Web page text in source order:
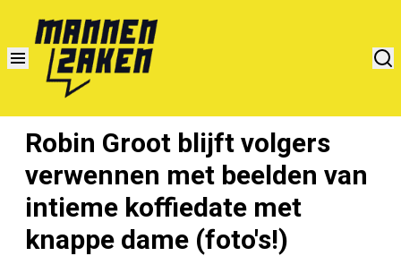
Robin Groot blijft volgers
verwennen met beelden van
intieme koffiedate met
knappe dame (foto's!)